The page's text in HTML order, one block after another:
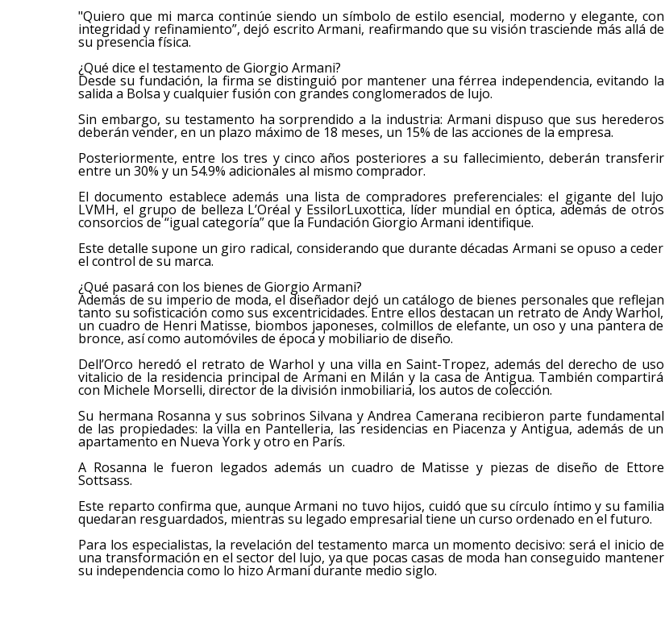
"Quiero que mi marca continúe siendo un símbolo de estilo esencial, moderno y elegante, con
integridad y refinamiento”, dejó escrito Armani, reafirmando que su visión trasciende más allá de
su presencia física.
¿Qué dice el testamento de Giorgio Armani?
Desde su fundación, la firma se distinguió por mantener una férrea independencia, evitando la
salida a Bolsa y cualquier fusión con grandes conglomerados de lujo.
Sin embargo, su testamento ha sorprendido a la industria: Armani dispuso que sus herederos
deberán vender, en un plazo máximo de 18 meses, un 15% de las acciones de la empresa.
Posteriormente, entre los tres y cinco años posteriores a su fallecimiento, deberán transferir
entre un 30% y un 54.9% adicionales al mismo comprador.
El documento establece además una lista de compradores preferenciales: el gigante del lujo
LVMH, el grupo de belleza L’Oréal y EssilorLuxottica, líder mundial en óptica, además de otros
consorcios de “igual categoría” que la Fundación Giorgio Armani identifique.
Este detalle supone un giro radical, considerando que durante décadas Armani se opuso a ceder
el control de su marca.
¿Qué pasará con los bienes de Giorgio Armani?
Además de su imperio de moda, el diseñador dejó un catálogo de bienes personales que reflejan
tanto su sofisticación como sus excentricidades. Entre ellos destacan un retrato de Andy Warhol,
un cuadro de Henri Matisse, biombos japoneses, colmillos de elefante, un oso y una pantera de
bronce, así como automóviles de época y mobiliario de diseño.
Dell’Orco heredó el retrato de Warhol y una villa en Saint-Tropez, además del derecho de uso
vitalicio de la residencia principal de Armani en Milán y la casa de Antigua. También compartirá
con Michele Morselli, director de la división inmobiliaria, los autos de colección.
Su hermana Rosanna y sus sobrinos Silvana y Andrea Camerana recibieron parte fundamental
de las propiedades: la villa en Pantelleria, las residencias en Piacenza y Antigua, además de un
apartamento en Nueva York y otro en París.
A Rosanna le fueron legados además un cuadro de Matisse y piezas de diseño de Ettore
Sottsass.
Este reparto confirma que, aunque Armani no tuvo hijos, cuidó que su círculo íntimo y su familia
quedaran resguardados, mientras su legado empresarial tiene un curso ordenado en el futuro.
Para los especialistas, la revelación del testamento marca un momento decisivo: será el inicio de
una transformación en el sector del lujo, ya que pocas casas de moda han conseguido mantener
su independencia como lo hizo Armani durante medio siglo.